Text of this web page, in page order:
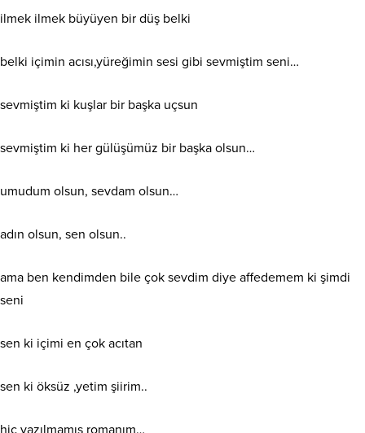
ilmek ilmek büyüyen bir düş belki
belki içimin acısı,yüreğimin sesi gibi sevmiştim seni…
sevmiştim ki kuşlar bir başka uçsun
sevmiştim ki her gülüşümüz bir başka olsun…
umudum olsun, sevdam olsun…
adın olsun, sen olsun..
ama ben kendimden bile çok sevdim diye affedemem ki şimdi
seni
sen ki içimi en çok acıtan
sen ki öksüz ,yetim şiirim..
hiç yazılmamış romanım…